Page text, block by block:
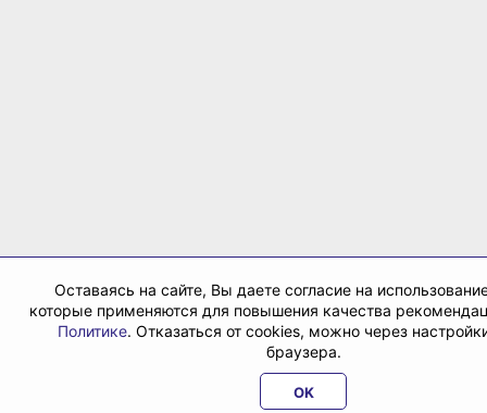
Оставаясь на сайте, Вы даете согласие на
которые применяются для повышения качества
Политике. Отказаться от cookies, можно через
браузера.
OK